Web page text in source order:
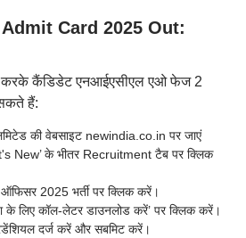
Card 2025 Out:
करके कैंडिडेट एनआईएसीएल एओ फेज 2
हैं:
की वेबसाइट newindia.co.in पर जाएं
New’ के भीतर Recruitment टैब पर क्लिक
ऑफिसर 2025 भर्ती पर क्लिक करें।
के लिए कॉल-लेटर डाउनलोड करें’ पर क्लिक करें।
दर्ज करें और सबमिट करें।